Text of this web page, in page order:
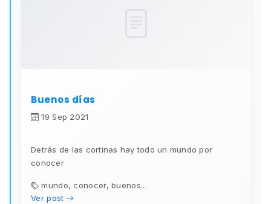
Buenos días
19 Sep 2021
Detrás de las cortinas hay todo un mundo por
conocer
mundo, conocer, buenos...
Ver post